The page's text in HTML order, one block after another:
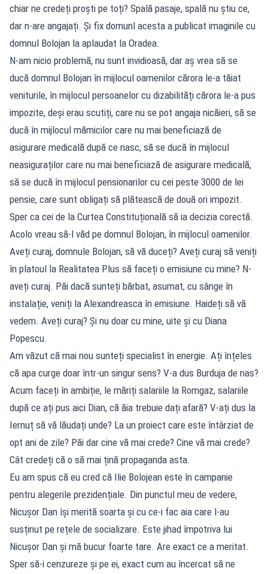
chiar ne credeți proști pe toți? Spală pasaje, spală nu știu ce,
dar n-are angajați. Și fix domunl acesta a publicat imaginile cu
domnul Bolojan la aplaudat la Oradea.
N-am nicio problemă, nu sunt invidioasă, dar aș vrea să se
ducă domnul Bolojan în mijlocul oamenilor cărora le-a tăiat
veniturile, în mijlocul persoanelor cu dizabilități cărora le-a pus
impozite, deși erau scutiți, care nu se pot angaja nicăieri, să se
ducă în mijlocul mămicilor care nu mai beneficiază de
asigurare medicală după ce nasc, să se ducă în mijlocul
neasiguraților care nu mai beneficiază de asigurare medicală,
să se ducă în mijlocul pensionarilor cu cei peste 3000 de lei
pensie, care sunt obligați să plătească de două ori impozit.
Sper ca cei de la Curtea Constituțională să ia decizia corectă.
Acolo vreau să-l văd pe domnul Bolojan, în mijlocul oamenilor.
Aveți curaj, domnule Bolojan, să vă duceți? Aveți curaj să veniți
în platoul la Realitatea Plus să faceți o emisiune cu mine? N-
aveți curaj. Păi dacă sunteți bărbat, asumat, cu sânge în
instalație, veniți la Alexandreasca în emisiune. Haideți să vă
vedem. Aveți curaj? Și nu doar cu mine, uite și cu Diana
Popescu.
Am văzut că mai nou sunteți specialist în energie. Ați înțeles
că apa curge doar într-un singur sens? V-a dus Burduja de nas?
Acum faceți în ambiție, le măriți salariile la Romgaz, salariile
după ce ați pus aici Dian, că ăia trebuie dați afară? V-ați dus la
Iernuț să vă lăudați unde? La un proiect care este întârziat de
opt ani de zile? Păi dar cine vă mai crede? Cine vă mai crede?
Cât credeți că o să mai țină propaganda asta.
Eu am spus că eu cred că Ilie Bolojean este în campanie
pentru alegerile prezidențiale. Din punctul meu de vedere,
Nicușor Dan își merită soarta și cu ce-i fac aia care l-au
susținut pe rețele de socializare. Este jihad împotriva lui
Nicușor Dan și mă bucur foarte tare. Are exact ce a meritat.
Sper să-i cenzureze și pe ei, exact cum au încercat să ne